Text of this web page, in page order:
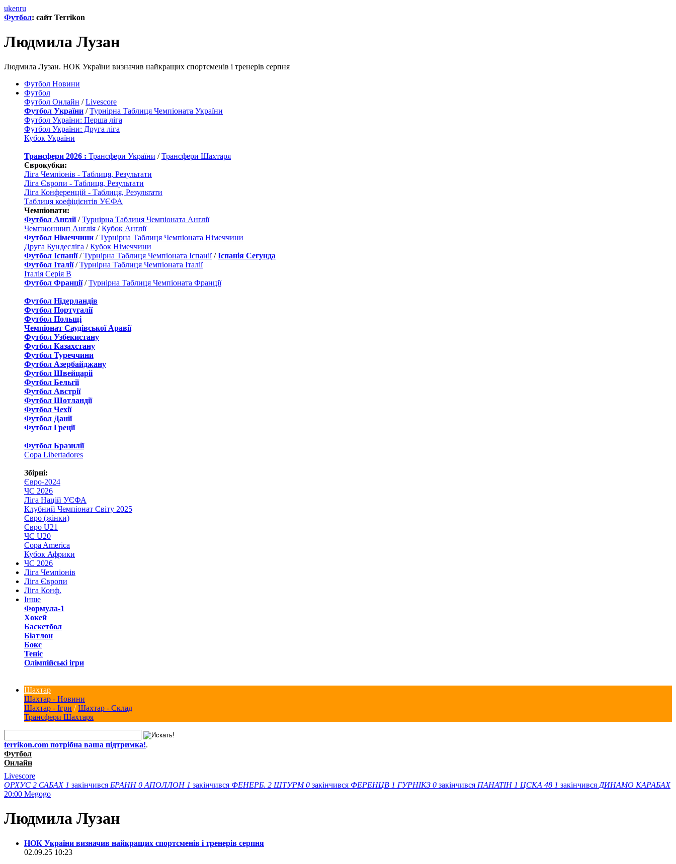
ukenru
Футбол: сайт Terrikon
Людмила Лузан
Людмила Лузан. НОК України визначив найкращих спортсменів і тренерів серпня
Футбол Новини
Футбол
Футбол Онлайн /Livescore
Футбол України /Турнірна Таблиця Чемпіоната України
Футбол України: Перша ліга
Футбол України: Друга ліга
Кубок України
Трансфери 2026 : Трансфери України /Трансфери Шахтаря
Єврокубки:
Ліга Чемпіонів - Таблиця, Результати
Ліга Європи - Таблиця, Результати
Ліга Конференцій - Таблиця, Результати
Таблиця коефіцієнтів УЄФА
Чемпіонати:
Футбол Англії/Турнірна Таблиця Чемпіоната Англії
Чемпионшип Англія /Кубок Англії
Футбол Німеччини /Турнірна Таблиця Чемпіоната Німеччини
Друга Бундесліга /Кубок Німеччини
Футбол Іспанії/Турнірна Таблиця Чемпіоната Іспанії/Іспанія Сегунда
Футбол Італії/Турнірна Таблиця Чемпіоната Італії
Італія Серія B
Футбол Франції/Турнірна Таблиця Чемпіоната Франції
Футбол Нідерландiв
Футбол Португалії
Футбол Польщі
Чемпіонат Саудівської Аравії
Футбол Узбекистану
Футбол Казахстану
Футбол Туреччини
Футбол Азербайджану
Футбол Швейцаріі
Футбол Бельгії
Футбол Австрії
Футбол Шотландії
Футбол Чехії
Футбол Данії
Футбол Греції
Футбол Бразилії
Copa Libertadores
Збірні:
Євро-2024
ЧС 2026
Ліга Націй УЄФА
Клубний Чемпіонат Світу 2025
Євро (жінки)
Євро U21
ЧС U20
Copa America
Кубок Африки
ЧС 2026
Ліга Чемпіонів
Ліга Європи
Ліга Конф.
Інше
Формула-1
Хокей
Баскетбол
Біатлон
Бокс
Теніс
Олімпійські ігри
Шахтар
Шахтар - Новини
Шахтар - Ігри /Шахтар - Склад
Трансфери Шахтаря
terrikon.com потрібна ваша підтримка!.
Футбол
Онлайн
Livescore
ОРХУС 2 САБАХ 1 закінчився БРАНН 0 АПОЛЛОН 1 закінчився ФЕНЕРБ. 2 ШТУРМ 0 закінчився ФЕРЕНЦВ 1 ГУРНІКЗ 0 закінчився ПАНАТІН 1 ЦСКА 48 1 закінчився ДИНАМО КАРАБАХ
20:00 Megogo
Людмила Лузан
НОК України визначив найкращих спортсменів і тренерів серпня
02.09.25 10:23